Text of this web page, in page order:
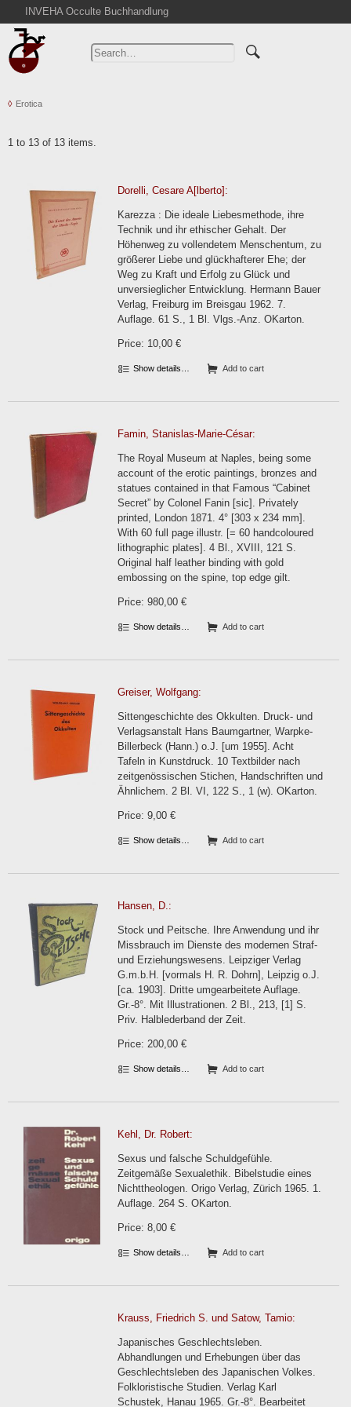
INVEHA Occulte Buchhandlung
Home
Advanced Search
Cart
Contact
Terms
Withdrawal
Privacy Policy
Erotica
1 to 13 of 13 items.
Dorelli, Cesare A[lberto]:
Karezza : Die ideale Liebesmethode, ihre
Technik und ihr ethischer Gehalt. Der
Höhenweg zu vollendetem Menschentum, zu
größerer Liebe und glückhafterer Ehe; der
Weg zu Kraft und Erfolg zu Glück und
unversieglicher Entwicklung. Hermann Bauer
Verlag, Freiburg im Breisgau 1962. 7.
Auflage. 61 S., 1 Bl. Vlgs.-Anz. OKarton.
Price: 10,00 €
Show details… Add to cart
Famin, Stanislas-Marie-César:
The Royal Museum at Naples, being some
account of the erotic paintings, bronzes and
statues contained in that Famous “Cabinet
Secret” by Colonel Fanin [sic]. Privately
printed, London 1871. 4° [303 x 234 mm].
With 60 full page illustr. [= 60 handcoloured
lithographic plates]. 4 Bl., XVIII, 121 S.
Original half leather binding with gold
embossing on the spine, top edge gilt.
Price: 980,00 €
Show details… Add to cart
Greiser, Wolfgang:
Sittengeschichte des Okkulten. Druck- und
Verlagsanstalt Hans Baumgartner, Warpke-
Billerbeck (Hann.) o.J. [um 1955]. Acht
Tafeln in Kunstdruck. 10 Textbilder nach
zeitgenössischen Stichen, Handschriften und
Ähnlichem. 2 Bl. VI, 122 S., 1 (w). OKarton.
Price: 9,00 €
Show details… Add to cart
Hansen, D.:
Stock und Peitsche. Ihre Anwendung und ihr
Missbrauch im Dienste des modernen Straf-
und Erziehungswesens. Leipziger Verlag
G.m.b.H. [vormals H. R. Dohrn], Leipzig o.J.
[ca. 1903]. Dritte umgearbeitete Auflage.
Gr.-8°. Mit Illustrationen. 2 Bl., 213, [1] S.
Priv. Halblederband der Zeit.
Price: 200,00 €
Show details… Add to cart
Kehl, Dr. Robert:
Sexus und falsche Schuldgefühle.
Zeitgemäße Sexualethik. Bibelstudie eines
Nichttheologen. Origo Verlag, Zürich 1965. 1.
Auflage. 264 S. OKarton.
Price: 8,00 €
Show details… Add to cart
Krauss, Friedrich S. und Satow, Tamio:
Japanisches Geschlechtsleben.
Abhandlungen und Erhebungen über das
Geschlechtsleben des Japanischen Volkes.
Folkloristische Studien. Verlag Karl
Schustek, Hanau 1965. Gr.-8°. Bearbeitet